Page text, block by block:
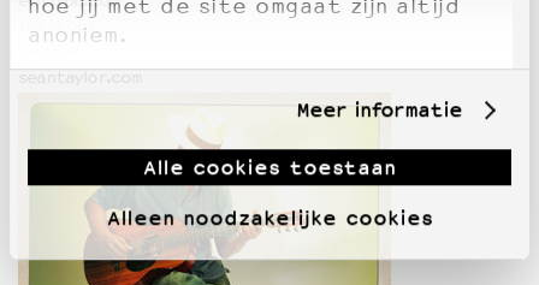
hoe jij met de site omgaat zijn altijd
anoniem.
Meer informatie
Alle cookies toestaan
Alleen noodzakelijke cookies
facebook
seantaylor.com